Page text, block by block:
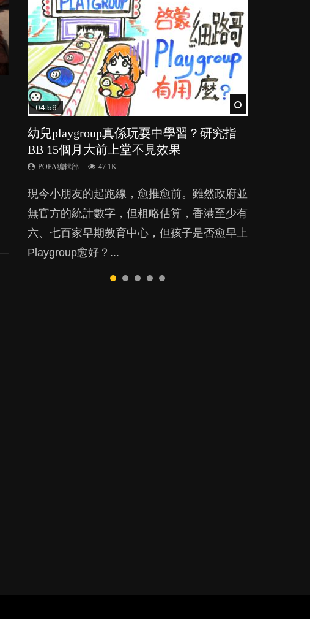
04:59
幼兒playgroup真係玩耍中學習？研究指
BB 15個月大前上堂不見效果
POPA編輯部 47.1K
現今小朋友的起跑線，愈推愈前。雖然政府並
無官方的統計數字，但粗略估算，香港至少有
六、七百家早期教育中心，但孩子是否愈早上
Playgroup愈好？...
03:39
幼稚園遊戲課 如何刺激幼兒自發學習取
代獎勵與懲罰？
POPA編輯部 33.1K
由美國學者所創的 tools of the mind 課程，學
生以遊戲方式學習，學術能力和自制能力亦明
顯比其他小朋友優勝，到底這課程有何特別之
處？...
03:02
老公患產後憂鬱症對BB的影響
POPA編輯部 15.9K
後抑鬱，影響日常生活，嚴重的甚至會有自
殺，或傷害小朋友的念頭。但為何爸爸患上產
後抑鬱往往難以察覺？...
04:06
全職好？在職好？｜全職媽媽與在職媽媽
的壓力與價值
POPA編輯部 25.8K
許多媽媽心底可能都有一刻掙扎過：究竟全職
好，還是在職好。雖說每個家庭都有自己的獨
特狀況和考慮因素，但原來全職和在職媽媽所
養育的子女其實都各有擅長。...
04:18
凡事以BB為中心，就係好爸媽？｜別忽
視父母的身心虛耗
POPA編輯部 31.5K
父母日夜無間、身心俱疲地照顧BB，如何做
到正向教養？部份父母更會為了小朋友放棄自
己的嗜好、減少出席朋友聚會等等，你以為會
換來美好的親子關係，有助小朋友成長，但原
來父母身心虛耗對孩子的成長可能有意想不到